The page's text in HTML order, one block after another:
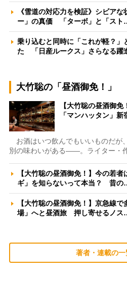
《雪道の対応力を検証》シビア
ー」の真価 「ターボ」と「ス
乗り込むと同時に「これが軽？」
た 「日産ルークス」さらなる躍
大竹聡の「昼酒御免！」
【大竹聡の昼酒御
「マンハッタン」
お酒はいつ飲んでもいいものだが
別の味わいがある――。ライター・
【大竹聡の昼酒御免！】今の若
ギ」を知らないって本当？ 昔
【大竹聡の昼酒御免！】京急線
場」へと昼酒旅 押し寄せるノ
著者・連載の一